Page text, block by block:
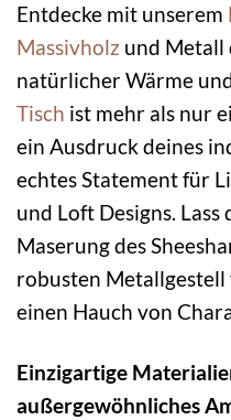
Entdecke mit unserem
Massivholz und Metall
natürlicher Wärme
Tisch ist mehr als nur
ein Ausdruck deines
echtes Statement für
und Loft Designs.
Maserung des
robusten
einen Hauch von
Einzigartige
außergewöhnliches